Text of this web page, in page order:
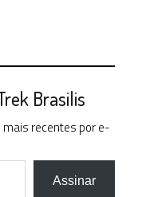
Brasilis
recentes por e-
Assinar